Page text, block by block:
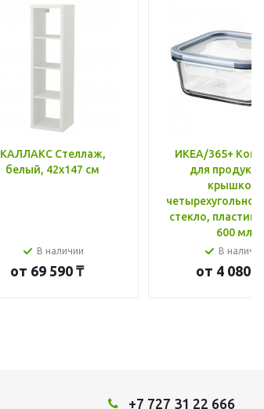
КАЛЛАКС Стеллаж,
белый, 42x147 см
В наличии
от 69 590 ₸
ИКЕА/365+
для
крышкой,
стекло, пластик
600 мл
В
от 4 080 ₸
+7 727 31 22 666